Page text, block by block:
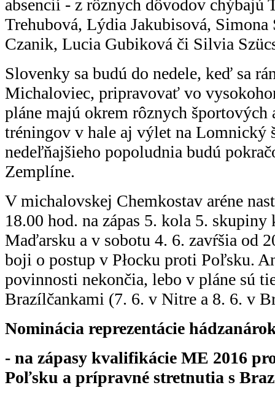
absencií - z rôznych dôvodov chýbajú
Trehubová, Lýdia Jakubisová, Simona
Czanik, Lucia Gubiková či Silvia
Slovenky sa budú do nedele, keď sa
Michaloviec, pripravovať vo
pláne majú okrem rôznych
tréningov v hale aj výlet na Lomnický
nedeľňajšieho popoludnia budú
Zemplíne.
V michalovskej Chemkostav aréne
18.00 hod. na zápas 5. kola 5.
Maďarsku a v sobotu 4. 6. zavŕšia od
boji o postup v Płocku proti Poľsku.
povinnosti nekončia, lebo v pláne sú
Brazílčankami (7. 6. v Nitre a 8. 6. v
Nominácia reprezentácie
- na zápasy kvalifikácie ME 2016
Poľsku a prípravné stretnutia s